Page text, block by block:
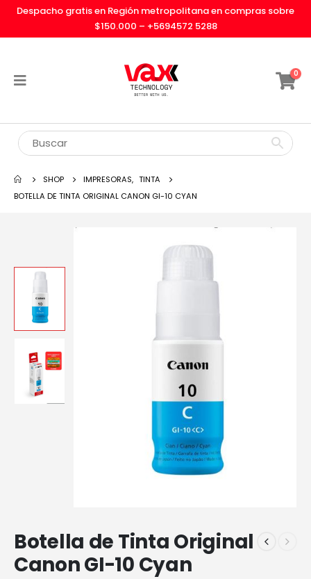
Despacho gratis en Región metropolitana en compras sobre
$150.000 – +5694572 5288
0
SHOP IMPRESORAS, TINTA
BOTELLA DE TINTA ORIGINAL CANON GI-10 CYAN
Botella de Tinta Original
Canon GI-10 Cyan